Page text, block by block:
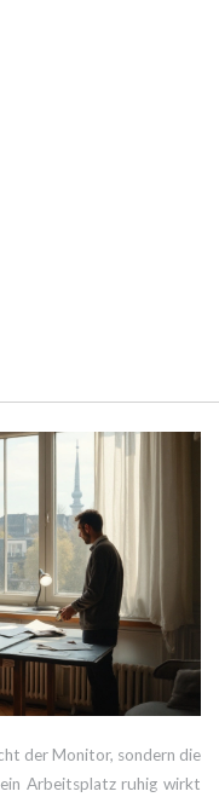
der Monitor, sondern die
Arbeitsplatz ruhig wirkt